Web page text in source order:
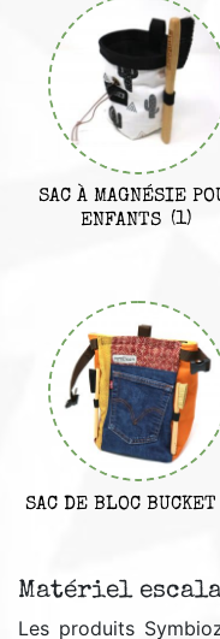
SAC À MAGNÉSIE
ENFANTS (1)
SAC DE BLOC BUCKET
Matériel
Les produits